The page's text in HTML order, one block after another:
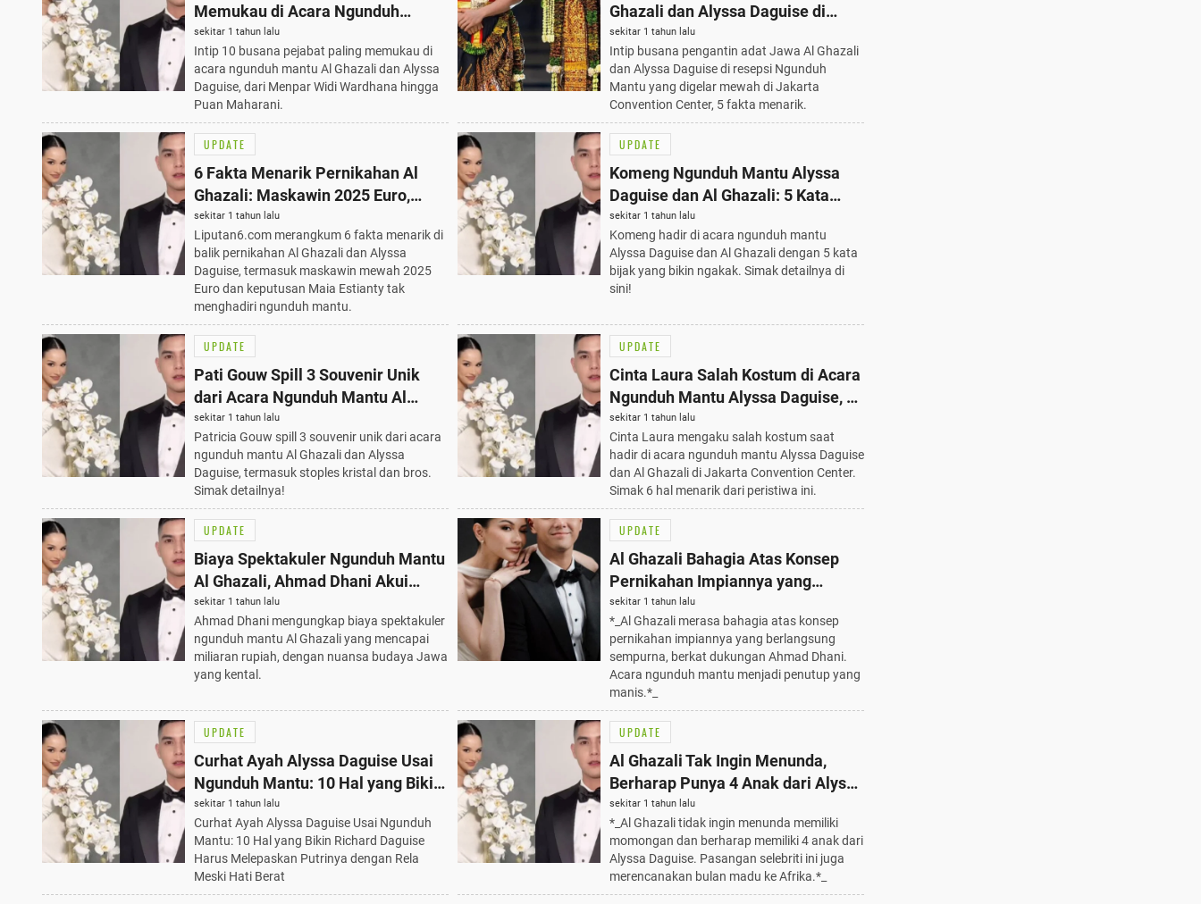
Memukau di Acara Ngunduh
Mantu Al Ghazali dan Alyssa
Daguise
sekitar 1 tahun lalu
Intip 10 busana pejabat paling memukau di
acara ngunduh mantu Al Ghazali dan Alyssa
Daguise, dari Menpar Widi Wardhana hingga
Puan Maharani.
Ghazali dan Alyssa Daguise di
Ngunduh Mantu: 5 Fakta Menarik
sekitar 1 tahun lalu
Intip busana pengantin adat Jawa Al Ghazali
dan Alyssa Daguise di resepsi Ngunduh
Mantu yang digelar mewah di Jakarta
Convention Center, 5 fakta menarik.
UPDATE
6 Fakta Menarik Pernikahan Al
Ghazali: Maskawin 2025 Euro,
Ngunduh Mantu Tanpa Maia
Estianty
sekitar 1 tahun lalu
Liputan6.com merangkum 6 fakta menarik di
balik pernikahan Al Ghazali dan Alyssa
Daguise, termasuk maskawin mewah 2025
Euro dan keputusan Maia Estianty tak
menghadiri ngunduh mantu.
UPDATE
Komeng Ngunduh Mantu Alyssa
Daguise dan Al Ghazali: 5 Kata
Bijak yang Bikin Ngakak
sekitar 1 tahun lalu
Komeng hadir di acara ngunduh mantu
Alyssa Daguise dan Al Ghazali dengan 5 kata
bijak yang bikin ngakak. Simak detailnya di
sini!
UPDATE
Pati Gouw Spill 3 Souvenir Unik
dari Acara Ngunduh Mantu Al
Ghazali dan Alyssa Daguise, Wajib
Tahu!
sekitar 1 tahun lalu
Patricia Gouw spill 3 souvenir unik dari acara
ngunduh mantu Al Ghazali dan Alyssa
Daguise, termasuk stoples kristal dan bros.
Simak detailnya!
UPDATE
Cinta Laura Salah Kostum di Acara
Ngunduh Mantu Alyssa Daguise, 6
Hal Menarik Terungkap!
sekitar 1 tahun lalu
Cinta Laura mengaku salah kostum saat
hadir di acara ngunduh mantu Alyssa Daguise
dan Al Ghazali di Jakarta Convention Center.
Simak 6 hal menarik dari peristiwa ini.
UPDATE
Biaya Spektakuler Ngunduh Mantu
Al Ghazali, Ahmad Dhani Akui
Capai Miliaran Rupiah
sekitar 1 tahun lalu
Ahmad Dhani mengungkap biaya spektakuler
ngunduh mantu Al Ghazali yang mencapai
miliaran rupiah, dengan nuansa budaya Jawa
yang kental.
UPDATE
Al Ghazali Bahagia Atas Konsep
Pernikahan Impiannya yang
Berlangsung Sempurna:
Alhamdulillah, Terima Kasih Ayah
sekitar 1 tahun lalu
*_Al Ghazali merasa bahagia atas konsep
pernikahan impiannya yang berlangsung
sempurna, berkat dukungan Ahmad Dhani.
Acara ngunduh mantu menjadi penutup yang
manis.*_
UPDATE
Curhat Ayah Alyssa Daguise Usai
Ngunduh Mantu: 10 Hal yang Bikin
Richard Daguise Harus
Melepaskan Putrinya
sekitar 1 tahun lalu
Curhat Ayah Alyssa Daguise Usai Ngunduh
Mantu: 10 Hal yang Bikin Richard Daguise
Harus Melepaskan Putrinya dengan Rela
Meski Hati Berat
UPDATE
Al Ghazali Tak Ingin Menunda,
Berharap Punya 4 Anak dari Alyssa
Daguise: Keinginan Terbaik
Pasangan Selebriti
sekitar 1 tahun lalu
*_Al Ghazali tidak ingin menunda memiliki
momongan dan berharap memiliki 4 anak dari
Alyssa Daguise. Pasangan selebriti ini juga
merencanakan bulan madu ke Afrika.*_